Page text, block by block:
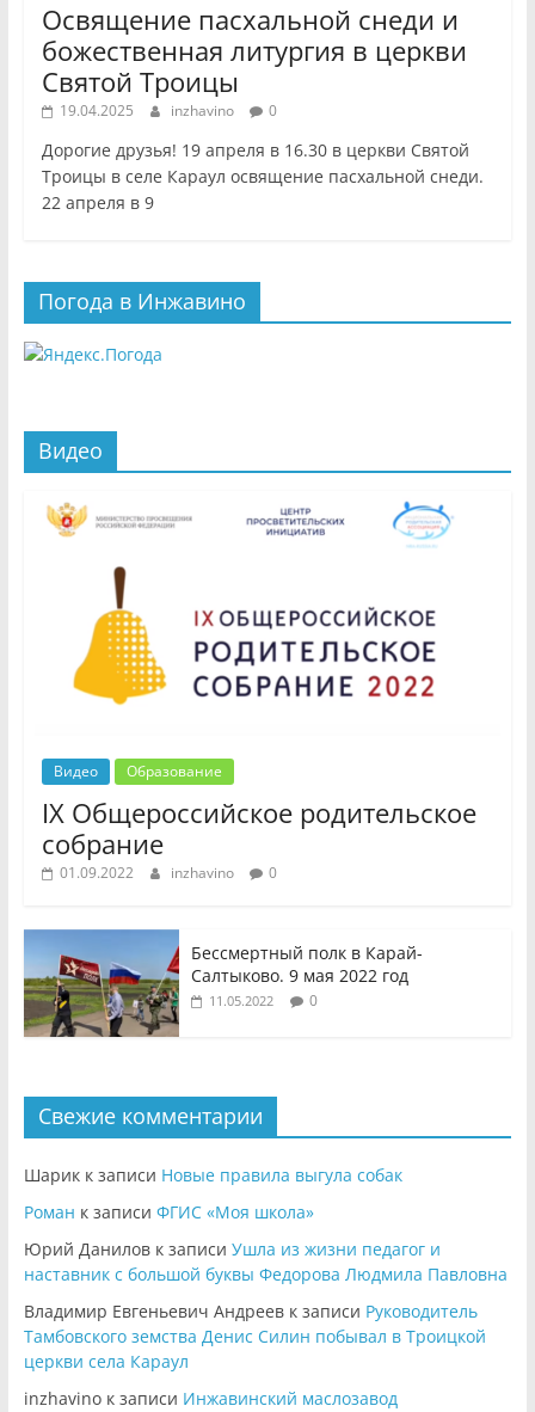
Освящение пасхальной снеди и
божественная литургия в церкви
Святой Троицы
19.04.2025 inzhavino 0
Дорогие друзья! 19 апреля в 16.30 в церкви Святой
Троицы в селе Караул освящение пасхальной снеди.
22 апреля в 9
Погода в Инжавино
Видео
Видео Образование
IX Общероссийское родительское
собрание
01.09.2022 inzhavino 0
Бессмертный полк в Карай-
Салтыково. 9 мая 2022 год
11.05.2022 0
Свежие комментарии
Шарикк записи Новые правила выгула собак
Роман к записи ФГИС «Моя школа»
Юрий Даниловк записи Ушла из жизни педагог и
наставник с большой буквы Федорова Людмила Павловна
Владимир Евгеньевич Андреевк записи Руководитель
Тамбовского земства Денис Силин побывал в Троицкой
церкви села Караул
inzhavinoк записи Инжавинский маслозавод